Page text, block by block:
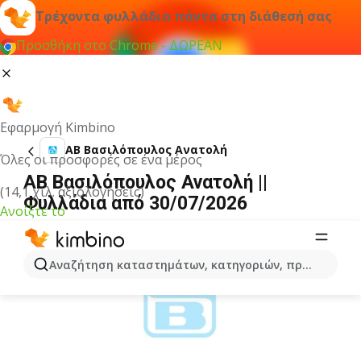
Τρέχοντα φυλλάδια πάντα στη διάθεσή σας
Προσθήκη στο Chrome - ΔΩΡΕΑΝ
Εφαρμογή Kimbino
Όλες οι προσφορές σε ένα μέρος
(14,1 χιλ. αξιολογήσεις)
Ανοίξτε το
Αναζήτηση καταστημάτων, κατηγοριών, προϊόντων...
ΑΒ Βασιλόπουλος Ανατολή
ΑΒ Βασιλόπουλος Ανατολή ||
Φυλλάδια από 30/07/2026